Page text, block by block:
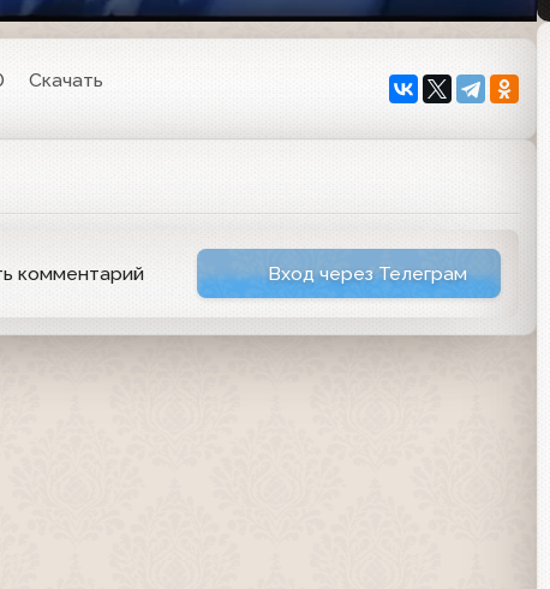
Скачать
комментарий Вход через Телеграм